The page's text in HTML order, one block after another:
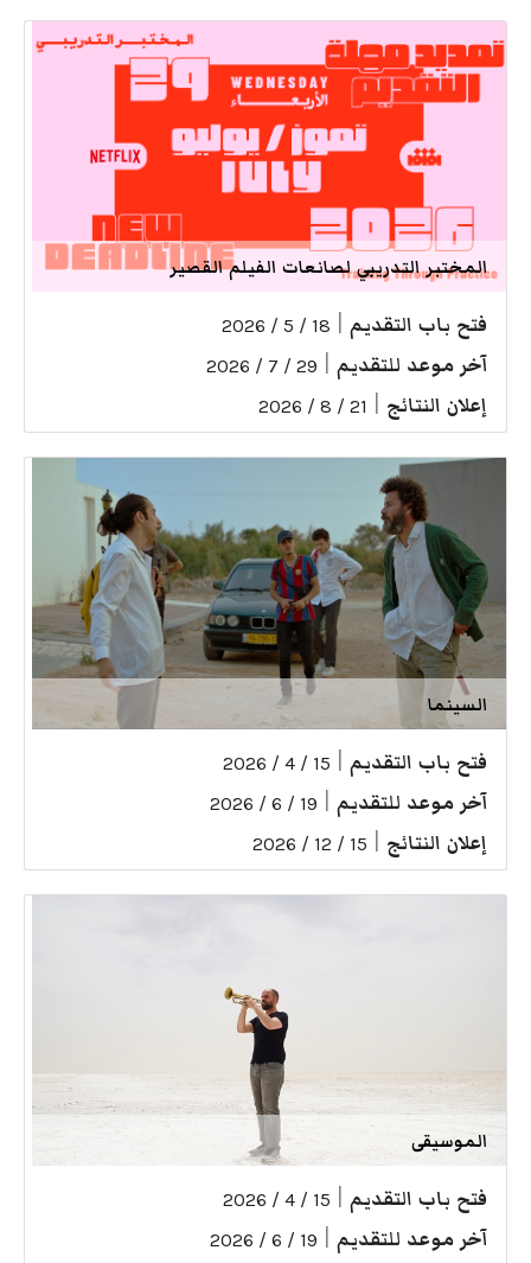
المختبر التدريبي لصانعات الفيلم القصير
فتح باب التقديم 18 / 5 / 2026
آخر موعد للتقديم 29 / 7 / 2026
إعلان النتائج 21 / 8 / 2026
السينما
فتح باب التقديم 15 / 4 / 2026
آخر موعد للتقديم 19 / 6 / 2026
إعلان النتائج 15 / 12 / 2026
الموسيقى
فتح باب التقديم 15 / 4 / 2026
آخر موعد للتقديم 19 / 6 / 2026